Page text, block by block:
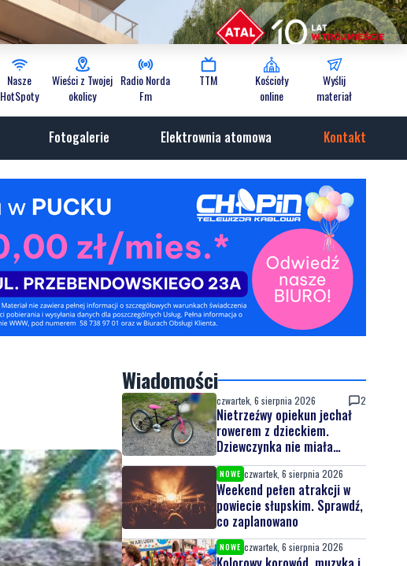
Nasze
HotSpoty
Wieści z Twojej
okolicy
Radio Norda
Fm
TTM
Kościoły
online
Wyślij
materiał
Fotogalerie Elektrownia atomowa Kontakt
Wiadomości
czwartek, 6 sierpnia 2026 2
Nietrzeźwy opiekun jechał
rowerem z dzieckiem.
Dziewczynka nie miała
kasku
NOWE czwartek, 6 sierpnia 2026
Weekend pełen atrakcji w
powiecie słupskim. Sprawdź,
co zaplanowano
NOWE czwartek, 6 sierpnia 2026